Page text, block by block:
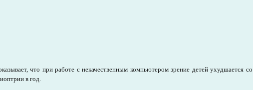
что при работе с некачественным компьютером зрение детей ухудшается со
в год.